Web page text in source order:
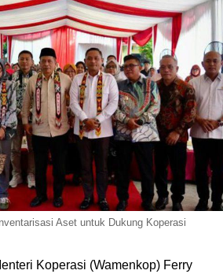
Aset untuk Dukung Koperasi
Koperasi (Wamenkop) Ferry